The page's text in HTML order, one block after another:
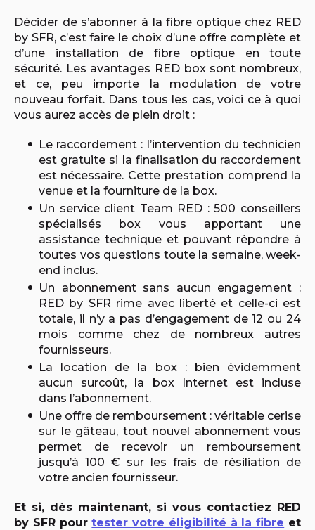
Décider de s’abonner à la fibre optique chez RED
by SFR, c’est faire le choix d’une offre complète et
d’une installation de fibre optique en toute
sécurité. Les avantages RED box sont nombreux,
et ce, peu importe la modulation de votre
nouveau forfait. Dans tous les cas, voici ce à quoi
vous aurez accès de plein droit :
Le raccordement : l’intervention du technicien
est gratuite si la finalisation du raccordement
est nécessaire. Cette prestation comprend la
venue et la fourniture de la box.
Un service client Team RED : 500 conseillers
spécialisés box vous apportant une
assistance technique et pouvant répondre à
toutes vos questions toute la semaine, week-
end inclus.
Un abonnement sans aucun engagement :
RED by SFR rime avec liberté et celle-ci est
totale, il n’y a pas d’engagement de 12 ou 24
mois comme chez de nombreux autres
fournisseurs.
La location de la box : bien évidemment
aucun surcoût, la box Internet est incluse
dans l’abonnement.
Une offre de remboursement : véritable cerise
sur le gâteau, tout nouvel abonnement vous
permet de recevoir un remboursement
jusqu’à 100 € sur les frais de résiliation de
votre ancien fournisseur.
Et si, dès maintenant, si vous contactiez RED
by SFR pourtester votre éligibilité à la fibre et